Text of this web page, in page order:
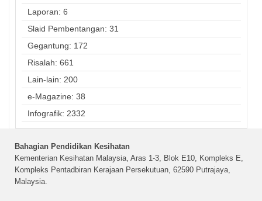
Laporan: 6
Slaid Pembentangan: 31
Gegantung: 172
Risalah: 661
Lain-lain: 200
e-Magazine: 38
Infografik: 2332
Bahagian Pendidikan Kesihatan
Kementerian Kesihatan Malaysia, Aras 1-3, Blok E10, Kompleks E,
Kompleks Pentadbiran Kerajaan Persekutuan, 62590 Putrajaya,
Malaysia.